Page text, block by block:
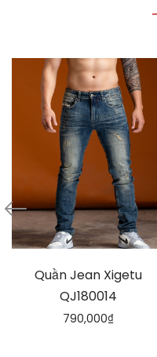
Quần Jean Xigetu
QJ180014
790,000₫